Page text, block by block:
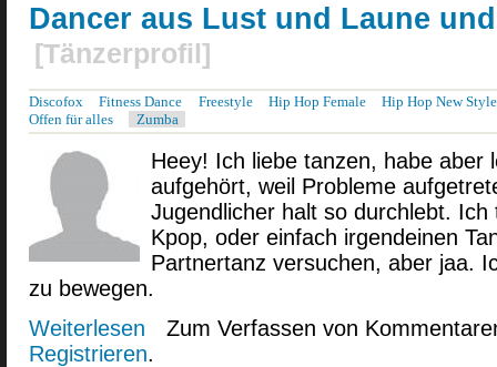
Dancer aus Lust und Laune
[Tänzerprofil]
Discofox Fitness Dance Freestyle Hip Hop Female
Hip Hop New Style
Offen für alles
Zumba
Heey! Ich liebe tanzen, habe aber
aufgehört, weil Probleme
Jugendlicher halt so durchlebt.
Kpop, oder einfach irgendeinen
Partnertanz versuchen, aber jaa.
zu bewegen.
Weiterlesen über Dancer aus Lust und Laune und Leidenschaft
Zum Verfassen von
Registrieren.